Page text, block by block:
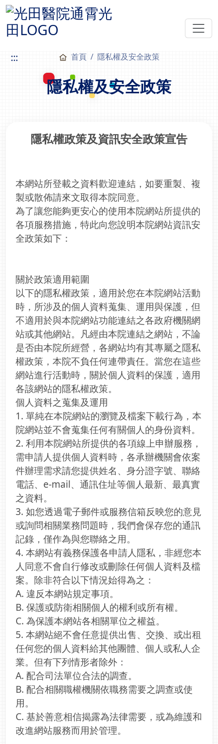
::: 首頁 隱私權及安全政策
隱私權及安全政策
隱私權政策及資訊安全政策宣告
本網站所登載之資料歡迎連結，如要重製、複
製或散佈請來文取得本院同意。
為了讓您能夠更安心的使用本院網站所提供的
各項服務措施，特此向您說明本院網站資訊安
全政策如下：
關於政策適用範圍
以下的隱私權政策，適用於您在本院網站活動
時，所涉及的個人資料蒐集、運用與保護，但
不適用於與本院網站功能連結之各政府機關網
站或其他網站。凡經由本院連結之網站，不論
是否由本院所經營，各網站均有其專屬之隱私
權政策，本院不負任何連帶責任。當您在這些
網站進行活動時，關於個人資料的保護，適用
各該網站的隱私權政策。
個人資料之蒐集及運用
1. 單純在本院網站的瀏覽及檔案下載行為，本
院網站並不會蒐集任何有關個人的身份資料。
2. 利用本院網站所提供的各項線上申辦服務，
需申請人提供個人資料時，各承辦機關會依案
件辦理需求請您提供姓名、身分證字號、聯絡
電話、e-mail、通訊住址等個人最新、最真實
之資料。
3. 如您透過電子郵件或服務信箱反映您的意見
或詢問相關業務問題時，我們會保存您的通訊
記錄，僅作為與您聯絡之用。
4. 本網站有義務保護各申請人隱私，非經您本
人同意不會自行修改或刪除任何個人資料及檔
案。除非符合以下情況始得為之：
A. 違反本網站規定事項。
B. 保護或防衛相關個人的權利或所有權。
C. 為保護本網站各相關單位之權益。
5. 本網站絕不會任意提供出售、交換、或出租
任何您的個人資料給其他團體、個人或私人企
業。但有下列情形者除外：
A. 配合司法單位合法的調查。
B. 配合相關職權機關依職務需要之調查或使
用。
C. 基於善意相信揭露為法律需要，或為維護和
改進網站服務而用於管理。